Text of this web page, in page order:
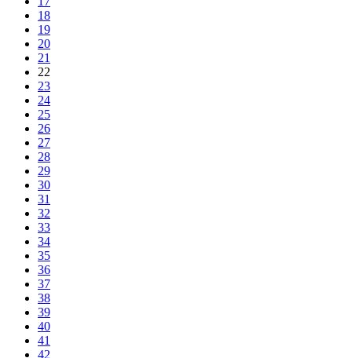
18
19
20
21
22
23
24
25
26
27
28
29
30
31
32
33
34
35
36
37
38
39
40
41
42